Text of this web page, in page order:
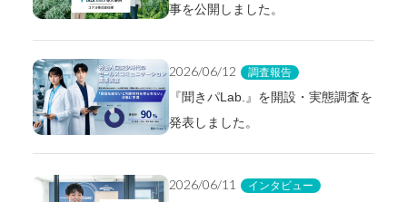
事を公開しました。
2026/06/12 調査報告
『聞きパLab.』を開設・実態調査を
発表しました。
2026/06/11 インタビュー